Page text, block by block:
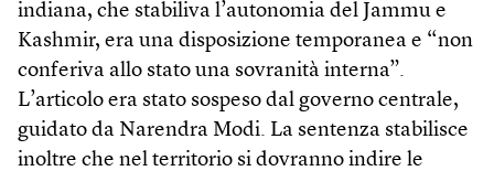
indiana, che stabiliva l’autonomia del Jammu e
Kashmir, era una disposizione temporanea e “non
conferiva allo stato una sovranità interna”.
L’articolo era stato sospeso dal governo centrale,
guidato da Narendra Modi. La sentenza stabilisce
inoltre che nel territorio si dovranno indire le